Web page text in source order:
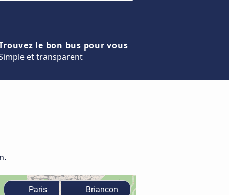
le bon bus pour vous
et transparent
Paris Briancon